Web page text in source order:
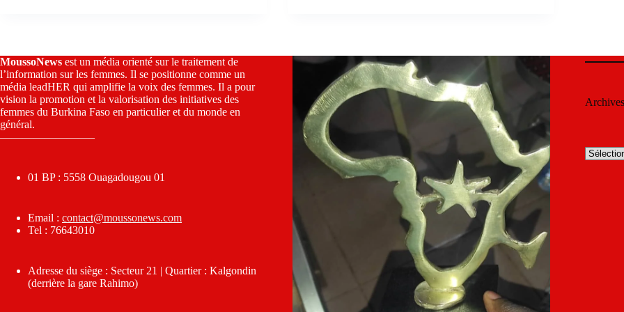
MoussoNews est un média orienté sur le traitement de
l’information sur les femmes. Il se positionne comme un
média leadHER qui amplifie la voix des femmes. Il a pour
vision la promotion et la valorisation des initiatives des
femmes du Burkina Faso en particulier et du monde en
général.
————————–
01 BP : 5558 Ouagadougou 01
Email : contact@moussonews.com
Tel : 76643010
Adresse du siège : Secteur 21 | Quartier : Kalgondin
(derrière la gare Rahimo)
Archives
Archives